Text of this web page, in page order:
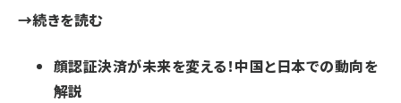
→続きを読む
顔認証決済が未来を変える！中国と日本での動向を
解説